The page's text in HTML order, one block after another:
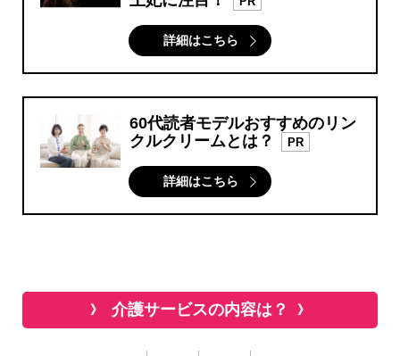
詳細はこちら
60代読者モデルおすすめのリン
クルクリームとは？
PR
詳細はこちら
介護サービスの内容は？